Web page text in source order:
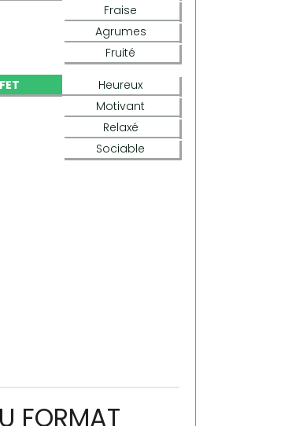
Fraise
Agrumes
Fruité
Heureux
Motivant
Relaxé
Sociable
FORMAT